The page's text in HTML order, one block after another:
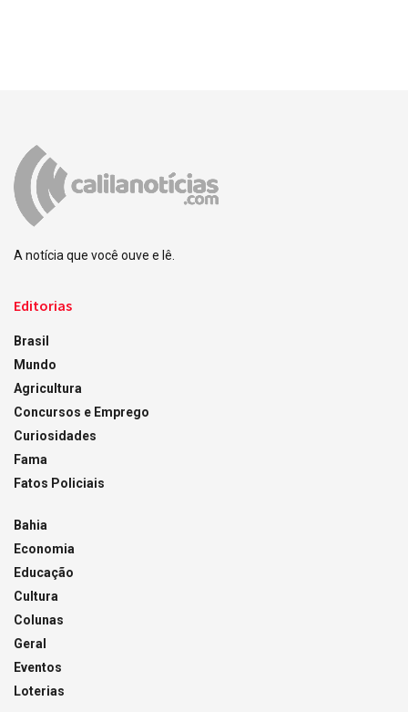
A notícia que você ouve e lê.
Editorias
Brasil
Mundo
Agricultura
Concursos e Emprego
Curiosidades
Fama
Fatos Policiais
Bahia
Economia
Educação
Cultura
Colunas
Geral
Eventos
Loterias